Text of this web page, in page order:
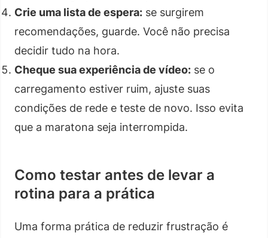
Crie uma lista de espera: se surgirem
recomendações, guarde. Você não precisa
decidir tudo na hora.
Cheque sua experiência de vídeo: se o
carregamento estiver ruim, ajuste suas
condições de rede e teste de novo. Isso evita
que a maratona seja interrompida.
Como testar antes de levar a
rotina para a prática
Uma forma prática de reduzir frustração é